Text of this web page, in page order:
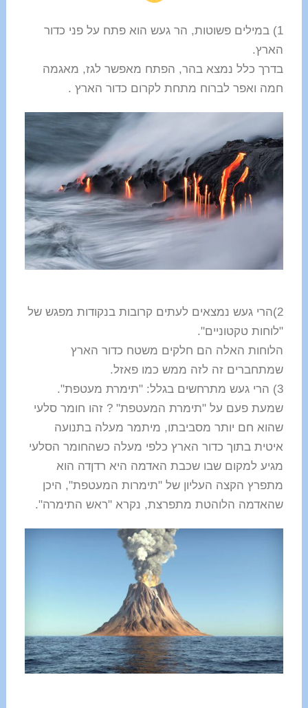
1) במילים פשוטות, הר געש הוא פתח על פני כדור
הארץ.
בדרך כלל נמצא בהר, הפתח מאפשר לגז, מאגמה
חמה ואפר לברוח מתחת לקרום כדור הארץ .
2)הרי געש נמצאים לעתים קרובות בנקודות מפגש של
"לוחות טקטוניים".
הלוחות האלה הם חלקים משטח כדור הארץ
שמתחברים זה לזה ממש כמו פאזל.
3) הרי געש מתרחשים בגלל: "תימרת מעטפת".
שמעת פעם על "תימרת המעטפת" ? זהו חומר סלעי
שהוא חם יותר מסביבתו, מיתמר מעלה בתנועה
איטית בתוך כדור הארץ כלפי מעלה כשהחומר הסלעי
מגיע למקום שבו שכבת האדמה היא רדןדה הוא
מתפרץ הקצה העליון של "תימרות המעטפת", היכן
שהאדמה הלוהטת מתפרצת, נקרא "ראש התימרה".